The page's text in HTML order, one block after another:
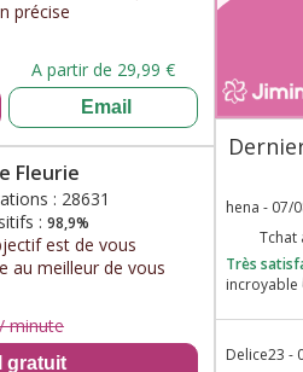
incroyable